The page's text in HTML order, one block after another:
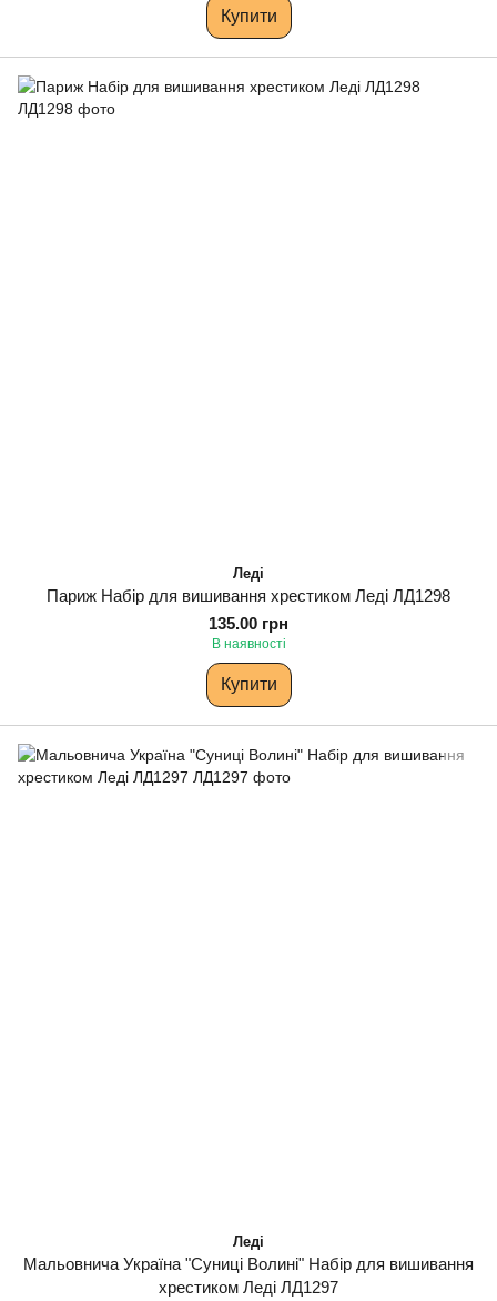
Купити
Леді
Париж Набір для вишивання хрестиком Леді ЛД1298
135.00 грн
В наявності
Купити
Леді
Мальовнича Україна "Суниці Волині" Набір для вишивання
хрестиком Леді ЛД1297